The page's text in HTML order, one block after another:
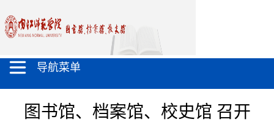
导航菜单
图书馆、档案馆、校史馆 召开